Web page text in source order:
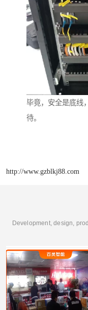
毕竟，安全是底线
待。
http://www.gzblkj88.com
Development, design,